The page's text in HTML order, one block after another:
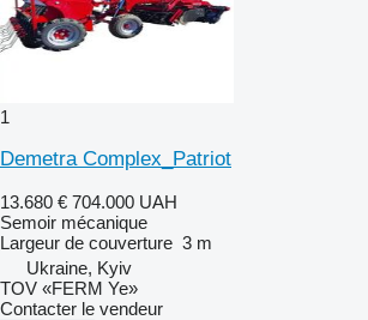
1
Demetra Complex_Patriot
13.680 € 704.000 UAH
Semoir mécanique
Largeur de couverture 3 m
Ukraine, Kyiv
TOV «FERM Ye»
Contacter le vendeur